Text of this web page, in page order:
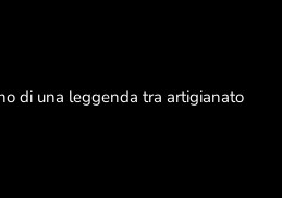
di una leggenda tra artigianato